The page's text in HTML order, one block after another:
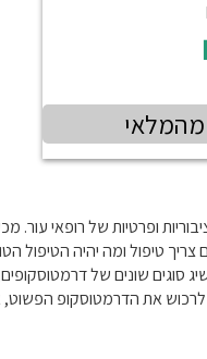
ופרטיות של רופאי עור.
טיפול ומה יהיה הטיפול
סוגים שונים של
לרכוש את הדרמטוסקופ